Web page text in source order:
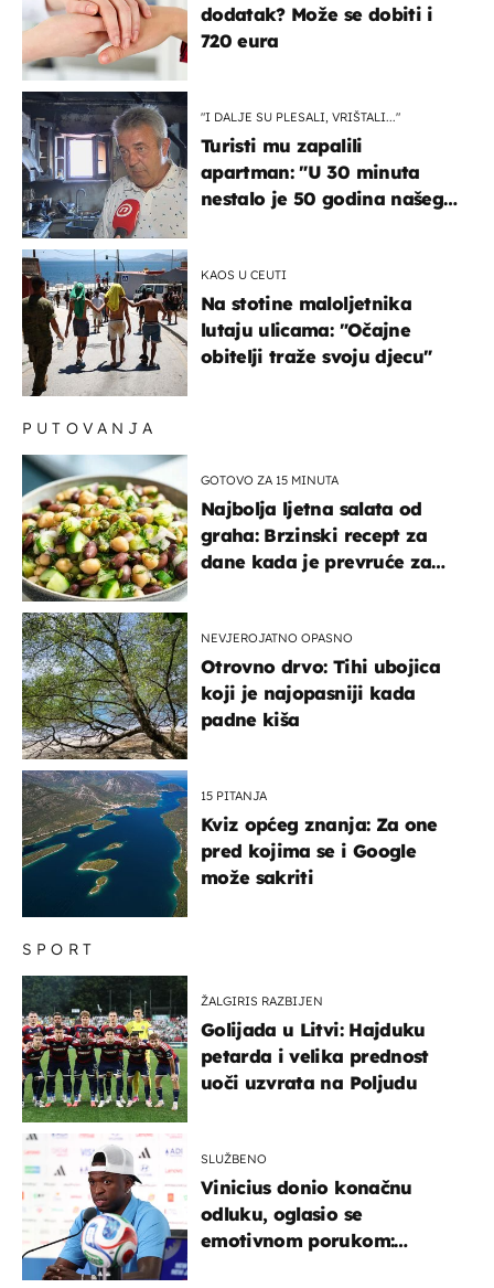
dodatak? Može se dobiti i
720 eura
"I DALJE SU PLESALI, VRIŠTALI..."
Turisti mu zapalili
apartman: "U 30 minuta
nestalo je 50 godina našeg
KAOS U CEUTI
Na stotine maloljetnika
lutaju ulicama: "Očajne
obitelji traže svoju djecu"
SPORT
ŽALGIRIS RAZBIJEN
Golijada u Litvi: Hajduku
petarda i velika prednost
uoči uzvrata na Poljudu
SLUŽBENO
Vinicius donio konačnu
odluku, oglasio se
emotivnom porukom:
PUTOVANJA
GOTOVO ZA 15 MINUTA
Najbolja ljetna salata od
graha: Brzinski recept za
dane kada je prevruće za
NEVJEROJATNO OPASNO
Otrovno drvo: Tihi ubojica
koji je najopasniji kada
padne kiša
15 PITANJA
Kviz općeg znanja: Za one
pred kojima se i Google
može sakriti